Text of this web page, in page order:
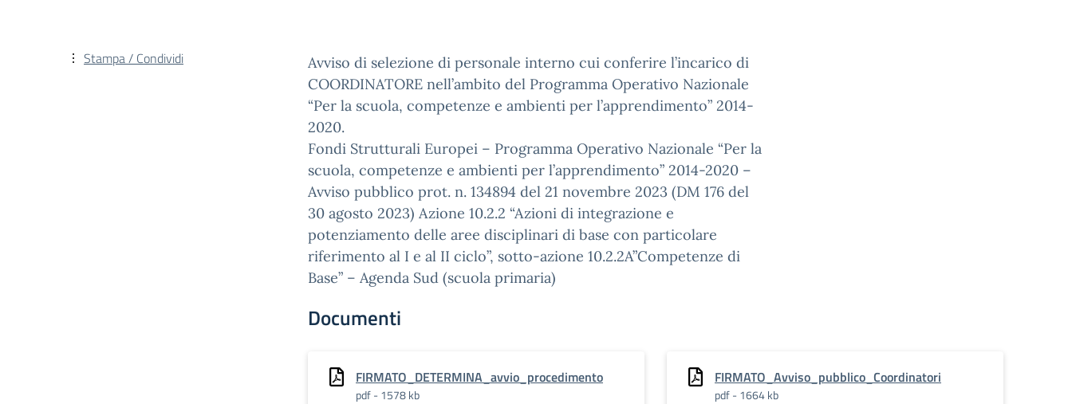
Avviso di selezione di personale interno cui conferire l’incarico di
COORDINATORE nell’ambito del Programma Operativo Nazionale
“Per la scuola, competenze e ambienti per l’apprendimento” 2014-
2020.
Fondi Strutturali Europei – Programma Operativo Nazionale “Per la
scuola, competenze e ambienti per l’apprendimento” 2014-2020 –
Avviso pubblico prot. n. 134894 del 21 novembre 2023 (DM 176 del
30 agosto 2023) Azione 10.2.2 “Azioni di integrazione e
potenziamento delle aree disciplinari di base con particolare
riferimento al I e al II ciclo”, sotto-azione 10.2.2A”Competenze di
Base” – Agenda Sud (scuola primaria)
Documenti
FIRMATO_DETERMINA_avvio_procedimento
pdf - 1578 kb
FIRMATO_Avviso_pubblico_Coordinatori
pdf - 1664 kb
Stampa / Condividi